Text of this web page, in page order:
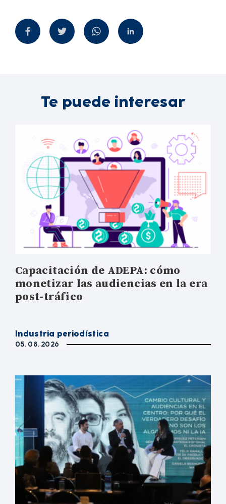
Te puede interesar
Capacitación de ADEPA: cómo
monetizar las audiencias en la era
post-tráfico
Industria periodística
05. 08. 2026